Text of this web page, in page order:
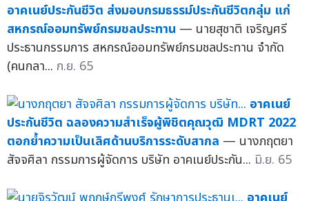
อาคเนย์ประกันชีวิต ส่งมอบกรมธรรม์ประกันชีวิตกลุ่ม แก่
สหกรณ์ออมทรัพย์กรมชลประทาน — นายสุชาติ เจริญศรี
ประธานกรรมการ สหกรณ์ออมทรัพย์กรมชลประทาน จำกัด
(คนกลา... ก.ย. 65
อาคเนย์
ประกันชีวิต ฉลองความสำเร็จผู้พิชิตคุณวุฒิ MDRT 2022
ตอกย้ำความเป็นเลิศด้านบริการระดับสากล — นางภฤตยา
สัจจศิลา กรรมการผู้จัดการ บริษัท อาคเนย์ประกัน... มิ.ย. 65